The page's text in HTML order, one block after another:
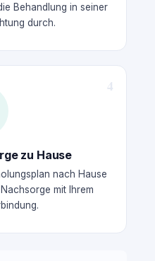
Behandlung in seiner
durch.
zu Hause
nach Hause
mit Ihrem